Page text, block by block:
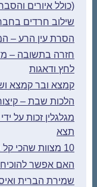
איורים והסברים)
חרדים בחברה
עין הרע –
בתשובה – מדריך
ודאגות
ובר קמצא ושנאת
שבת – קיצור
זכות על ידי
אפשר להוכיח את
הברית ואיסור